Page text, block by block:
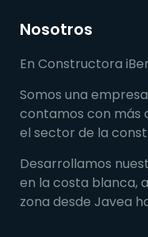
Nosotros
En Constructora
Somos una
contamos con más
el sector de la
Desarrollamos
en la costa blanca,
zona desde Javea